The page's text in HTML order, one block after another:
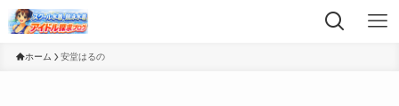
ホーム 安堂はるの